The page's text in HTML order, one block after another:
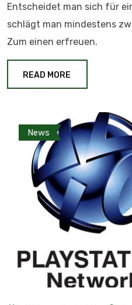
Entscheidet man sich für
schlägt man mindestens
Zum einen erfreuen.
READ MORE
News